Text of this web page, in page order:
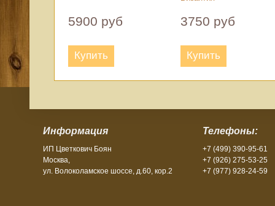
5900 руб
Купить
3750 руб
Купить
Информация
ИП Цветкович Боян
Москва,
ул. Волоколамское шоссе, д.60, кор.2
Телефоны:
+7 (499) 390-95-61
+7 (926) 275-53-25
+7 (977) 928-24-59